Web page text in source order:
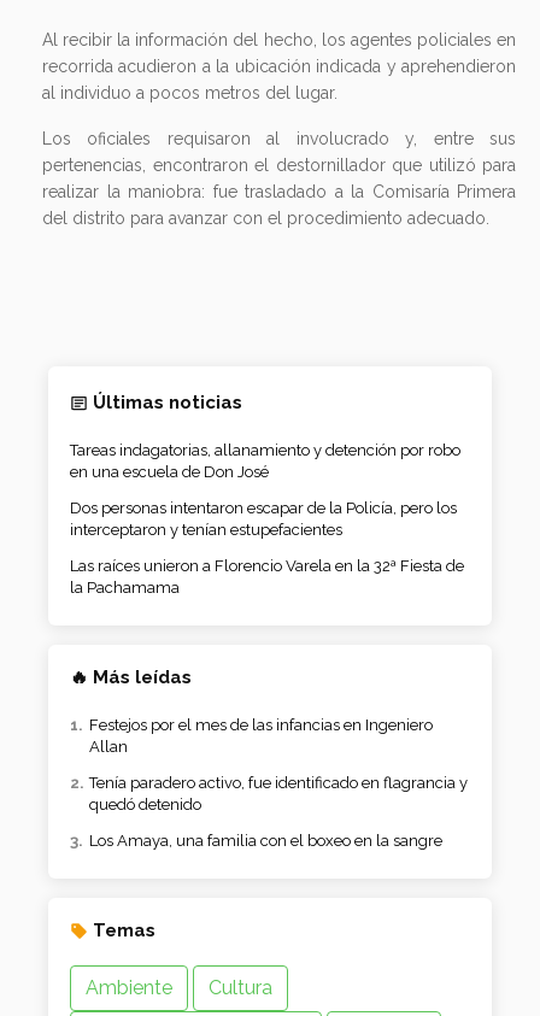
Al recibir la información del hecho, los agentes policiales en
recorrida acudieron a la ubicación indicada y aprehendieron
al individuo a pocos metros del lugar.
Los oficiales requisaron al involucrado y, entre sus
pertenencias, encontraron el destornillador que utilizó para
realizar la maniobra: fue trasladado a la Comisaría Primera
del distrito para avanzar con el procedimiento adecuado.
Últimas noticias
Tareas indagatorias, allanamiento y detención por robo
en una escuela de Don José
Dos personas intentaron escapar de la Policía, pero los
interceptaron y tenían estupefacientes
Las raíces unieron a Florencio Varela en la 32ª Fiesta de
la Pachamama
🔥 Más leídas
Festejos por el mes de las infancias en Ingeniero
Allan
Tenía paradero activo, fue identificado en flagrancia y
quedó detenido
Los Amaya, una familia con el boxeo en la sangre
Temas
Ambiente Cultura